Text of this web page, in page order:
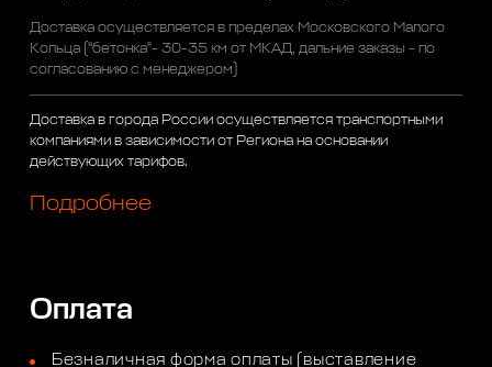
Доставка осуществляется в пределах Московского Малого
Кольца ("бетонка"- 30-35 км от МКАД, дальние заказы - по
согласованию с менеджером)
Доставка в города России осуществляется транспортными
компаниями в зависимости от Региона на основании
действующих тарифов.
Подробнее
Оплата
Безналичная форма оплаты (выставление